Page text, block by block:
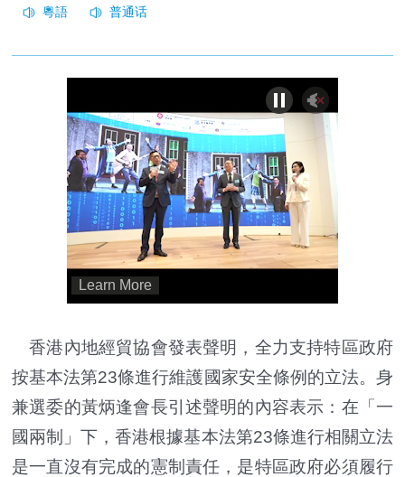
香港內地經貿協會發表聲明，全力支持特區政府
按基本法第23條進行維護國家安全條例的立法。身
兼選委的黃炳逢會長引述聲明的內容表示：在「一
國兩制」下，香港根據基本法第23條進行相關立法
是一直沒有完成的憲制責任，是特區政府必須履行